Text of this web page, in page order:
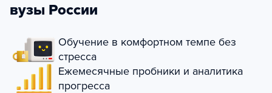
вузы России
Обучение в комфортном темпе без
стресса
Ежемесячные пробники и аналитика
прогресса